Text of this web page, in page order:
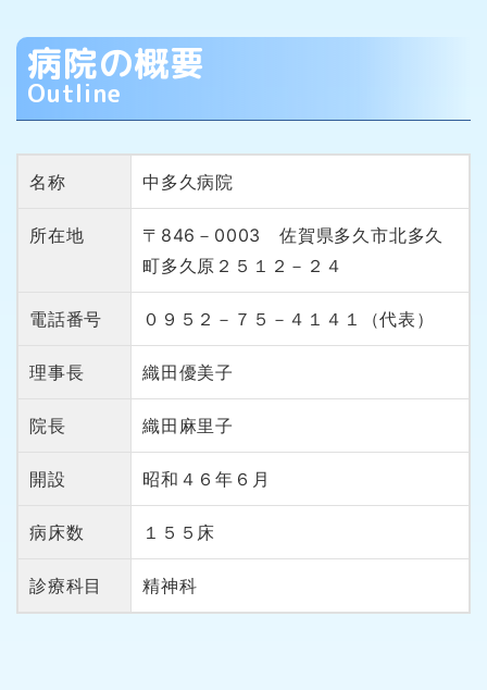
病院の概要
Outline
名称 中多久病院
所在地
〒846－0003 佐賀県多久市北多久
町多久原２５１２－２４
電話番号 ０９５２－７５－４１４１（代表）
理事長 織田優美子
院長 織田麻里子
開設 昭和４６年６月
病床数 １５５床
診療科目 精神科